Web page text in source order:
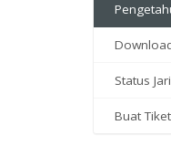
Status
Buat Tiket